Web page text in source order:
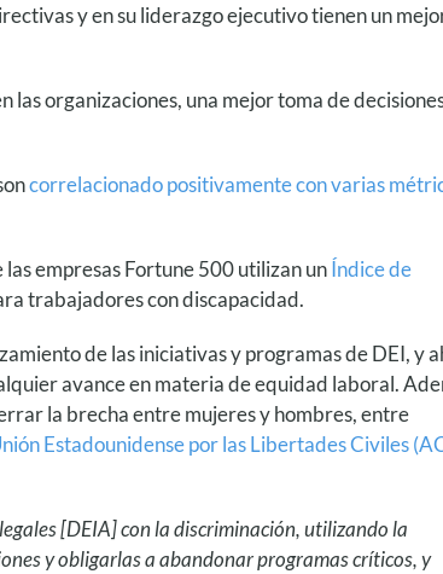
y en su liderazgo ejecutivo tienen un
las organizaciones, una mejor toma de
correlacionado positivamente con varias
empresas Fortune 500 utilizan unÍndice de
trabajadores con discapacidad.
de las iniciativas y programas de DEI, y
avance en materia de equidad laboral.
la brecha entre mujeres y hombres, entre
Estadounidense por las Libertades Civiles
[DEIA] con la discriminación, utilizando la
y obligarlas a abandonar programas críticos, y